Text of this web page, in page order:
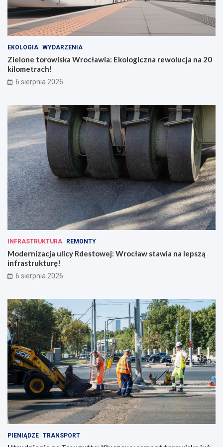
a
b
o
h
t
e
r
ó
o
d
z
e
n
n
o
ś
c
i
EKOLOGIA WYDARZENIA
Zielone torowiska Wrocławia: Ekologiczna rewolucja na 20
kilometrach!
6 sierpnia 2026
INFRASTRUKTURA REMONTY
Modernizacja ulicy Rdestowej: Wrocław stawia na lepszą
infrastrukturę!
6 sierpnia 2026
PIENIĄDZE TRANSPORT